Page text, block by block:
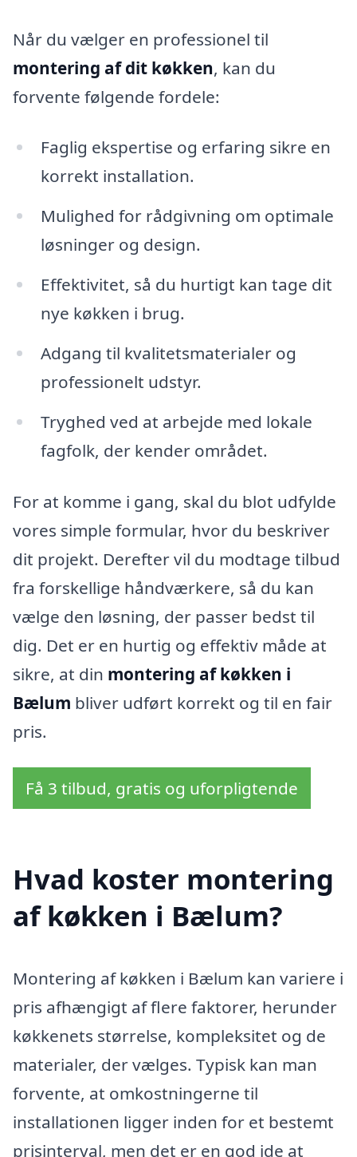
Når du vælger en professionel til
montering af dit køkken, kan du
forvente følgende fordele:
Faglig ekspertise og erfaring sikre en
korrekt installation.
Mulighed for rådgivning om optimale
løsninger og design.
Effektivitet, så du hurtigt kan tage dit
nye køkken i brug.
Adgang til kvalitetsmaterialer og
professionelt udstyr.
Tryghed ved at arbejde med lokale
fagfolk, der kender området.
For at komme i gang, skal du blot udfylde
vores simple formular, hvor du beskriver
dit projekt. Derefter vil du modtage tilbud
fra forskellige håndværkere, så du kan
vælge den løsning, der passer bedst til
dig. Det er en hurtig og effektiv måde at
sikre, at din montering af køkken i
Bælum bliver udført korrekt og til en fair
pris.
Få 3 tilbud, gratis og uforpligtende
Hvad koster montering
af køkken i Bælum?
Montering af køkken i Bælum kan variere i
pris afhængigt af flere faktorer, herunder
køkkenets størrelse, kompleksitet og de
materialer, der vælges. Typisk kan man
forvente, at omkostningerne til
installationen ligger inden for et bestemt
prisinterval, men det er en god ide at